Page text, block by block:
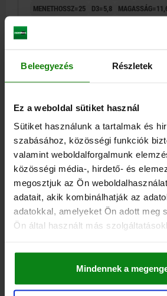
Beleegyezés Részletek
Ez a weboldal sütiket használ
Sütiket használunk a tartalmak és
szabásához, közösségi funkciók
valamint weboldalforgalmunk
közösségi média-, hirdető- és
megosztjuk az Ön
adatait, akik kombinálhatják az
adatokkal, amelyeket Ön adott meg
Ön által használt más
Mindennek a
MENETHOSSZ=25
D3=5,8
TERHELHETŐSÉG MAX., KN (CSAK
30,54 €
02005 C
KOMP:NEMESACÉL